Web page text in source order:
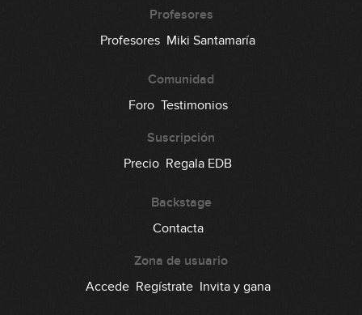
Profesores
Profesores Miki Santamaría
Comunidad
Foro Testimonios
Suscripción
Precio Regala EDB
Backstage
Contacta
Zona de usuario
Accede Regístrate Invita y gana